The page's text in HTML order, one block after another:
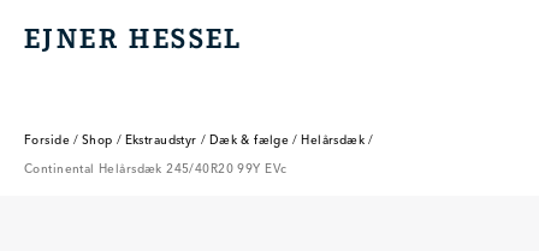
EJNER HESSEL
EJNER HESSEL
Forside / Shop / Ekstraudstyr / Dæk & fælge / Helårsdæk /
Continental Helårsdæk 245/40R20 99Y EVc